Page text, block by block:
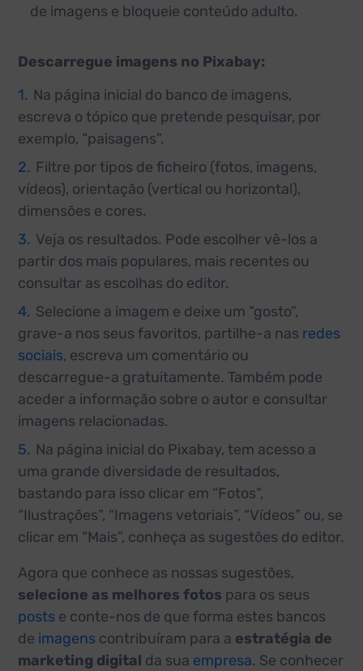
de imagens e bloqueie conteúdo adulto.
Descarregue imagens no Pixabay:
Na página inicial do banco de imagens,
escreva o tópico que pretende pesquisar, por
exemplo, “paisagens”.
Filtre por tipos de ficheiro (fotos, imagens,
vídeos), orientação (vertical ou horizontal),
dimensões e cores.
Veja os resultados. Pode escolher vê-los a
partir dos mais populares, mais recentes ou
consultar as escolhas do editor.
Selecione a imagem e deixe um “gosto”,
grave-a nos seus favoritos, partilhe-a nas redes
sociais, escreva um comentário ou
descarregue-a gratuitamente. Também pode
aceder a informação sobre o autor e consultar
imagens relacionadas.
Na página inicial do Pixabay, tem acesso a
uma grande diversidade de resultados,
bastando para isso clicar em “Fotos”,
“Ilustrações”, “Imagens vetoriais”, “Vídeos” ou, se
clicar em “Mais”, conheça as sugestões do editor.
Agora que conhece as nossas sugestões,
selecione as melhores fotos para os seus
posts e conte-nos de que forma estes bancos
de imagens contribuíram para a estratégia de
marketing digital da sua empresa. Se conhecer